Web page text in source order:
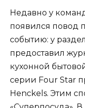
Недавно у
появился повод
событию: у
предоставил
кухонной
серии Four Star
Henckels. Этим